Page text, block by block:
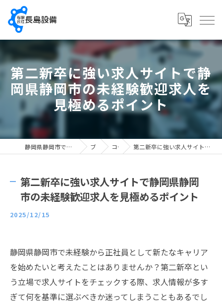
第二新卒に強い求人サイトで静
岡県静岡市の未経験歓迎求人を
見極めるポイント
静岡県静岡市で配管工の求人なら有限会社長島設備 ブログ コラム 第二新卒に強い求人サイトで静岡県静岡市の未経験歓迎求人を見極めるポイント
第二新卒に強い求人サイトで静岡県静岡
市の未経験歓迎求人を見極めるポイント
2025/12/15
静岡県静岡市で未経験から正社員として新たなキャリア
を始めたいと考えたことはありませんか？第二新卒とい
う立場で求人サイトをチェックする際、求人情報が多す
ぎて何を基準に選ぶべきか迷ってしまうこともあるでし